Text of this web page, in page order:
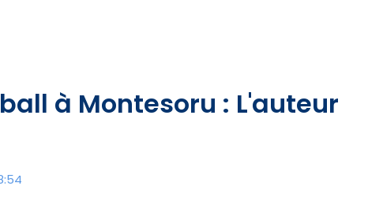
à Montesoru : L'auteur